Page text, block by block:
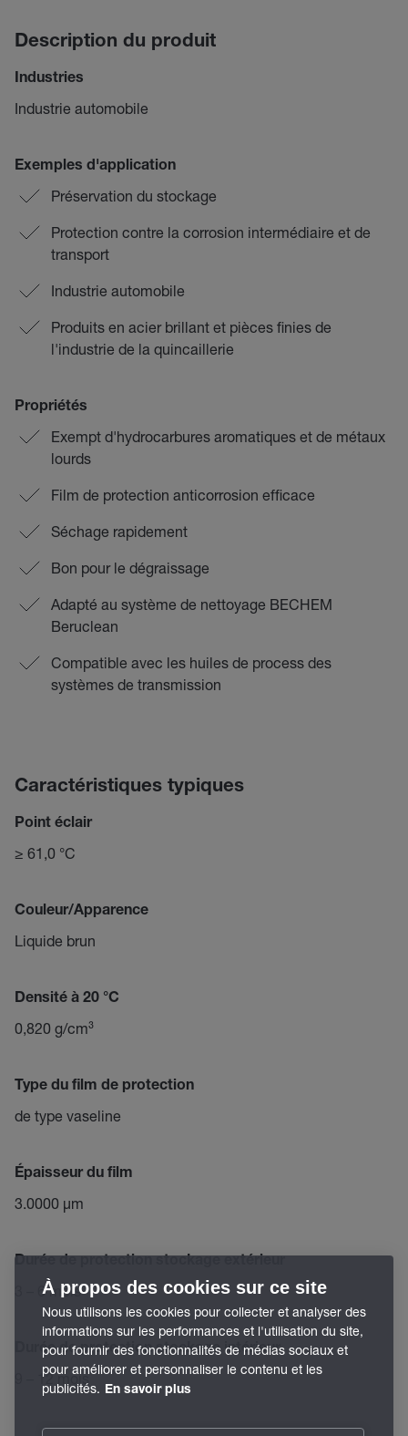
Description du produit
Industries
Industrie automobile
Exemples d'application
Préservation du stockage
Protection contre la corrosion intermédiaire et de
transport
Industrie automobile
Produits en acier brillant et pièces finies de
l'industrie de la quincaillerie
Propriétés
Exempt d'hydrocarbures aromatiques et de métaux
lourds
Film de protection anticorrosion efficace
Séchage rapidement
Bon pour le dégraissage
Adapté au système de nettoyage BECHEM
Beruclean
Compatible avec les huiles de process des
systèmes de transmission
Caractéristiques typiques
Point éclair
≥ 61,0 °C
Couleur/Apparence
Liquide brun
Densité à 20 °C
0,820 g/cm³
Type du film de protection
de type vaseline
Épaisseur du film
3.0000 µm
Durée de protection stockage extérieur
3 – 6 mois
Durée de protection stockage intérieur
9 – 12 mois
À propos des cookies sur ce site
Nous utilisons les cookies pour collecter et analyser des
informations sur les performances et l'utilisation du site,
pour fournir des fonctionnalités de médias sociaux et
pour améliorer et personnaliser le contenu et les
publicités. En savoir plus